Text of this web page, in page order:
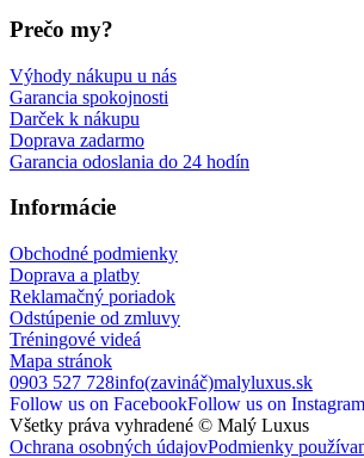
Prečo my?
Výhody nákupu u nás
Garancia spokojnosti
Darček k nákupu
Doprava zadarmo
Garancia odoslania do 24 hodín
Informácie
Obchodné podmienky
Doprava a platby
Reklamačný poriadok
Odstúpenie od zmluvy
Tréningové videá
Mapa stránok
0903 527 728info(zavináč)malyluxus.sk
Follow us on FacebookFollow us on Instagram
Všetky práva vyhradené © Malý Luxus
Ochrana osobných údajovPodmienky